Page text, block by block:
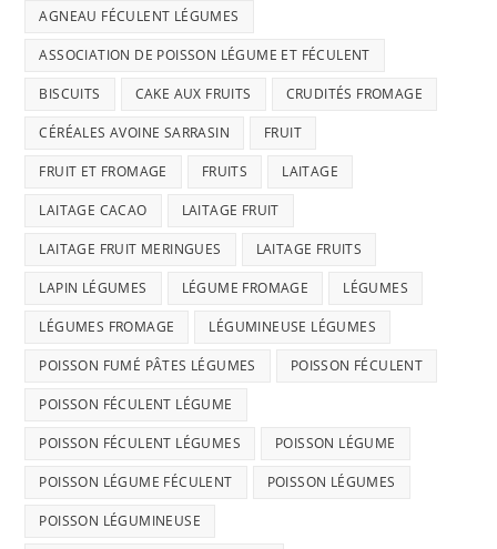
AGNEAU FÉCULENT LÉGUMES
ASSOCIATION DE POISSON LÉGUME ET FÉCULENT
BISCUITS CAKE AUX FRUITS CRUDITÉS FROMAGE
CÉRÉALES AVOINE SARRASIN FRUIT
FRUIT ET FROMAGE FRUITS LAITAGE
LAITAGE CACAO LAITAGE FRUIT
LAITAGE FRUIT MERINGUES LAITAGE FRUITS
LAPIN LÉGUMES LÉGUME FROMAGE LÉGUMES
LÉGUMES FROMAGE LÉGUMINEUSE LÉGUMES
POISSON FUMÉ PÂTES LÉGUMES POISSON FÉCULENT
POISSON FÉCULENT LÉGUME
POISSON FÉCULENT LÉGUMES POISSON LÉGUME
POISSON LÉGUME FÉCULENT POISSON LÉGUMES
POISSON LÉGUMINEUSE